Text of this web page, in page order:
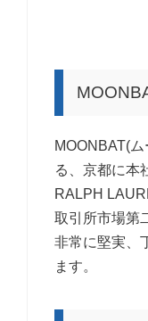
MOONBAT(
る、京都に本
RALPH
取引所市場第
非常に堅実、
ます。